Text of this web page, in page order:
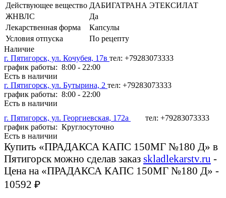
Действующее вещество ДАБИГАТРАНА ЭТЕКСИЛАТ
ЖНВЛС
Да
Лекарственная форма
Капсулы
Условия отпуска
По рецепту
Наличие
г. Пятигорск, ул. Кочубея, 17в тел: +79283073333
график работы: 8:00 - 22:00
Есть в наличии
г. Пятигорск, ул. Бутырина, 2 тел: +79283073333
график работы: 8:00 - 22:00
Есть в наличии
г. Пятигорск, ул. Георгиевская, 172а
тел: +79283073333
график работы: Круглосуточно
Есть в наличии
Купить «ПРАДАКСА КАПС 150МГ №180 Д» в
Пятигорск можно сделав заказ skladlekarstv.ru -
Цена на «ПРАДАКСА КАПС 150МГ №180 Д» -
10592 ₽